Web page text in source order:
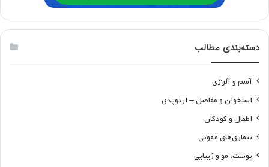
دسته‌بندی مطالب
آسم و آلرژی
استخوان و مفاصل – ارتوپدی
اطفال و کودکان
بیماری‌های عفونی
پوست، مو و زیبایی